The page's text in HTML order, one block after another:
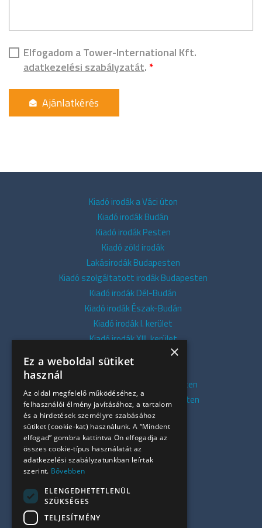
Elfogadom a Tower-International Kft.
adatkezelési szabályzatát. *
Kiadó irodák a Váci úton
Kiadó irodák Budán
Kiadó irodák Pesten
Kiadó zöld irodák
Lakásirodák Budapesten
Kiadó szolgáltatott irodák Budapesten
Kiadó irodák Dél-Budán
Kiadó irodák Észak-Budán
Kiadó irodák I. kerület
Kiadó irodák XIII. kerület
Kiadó irodák V. kerület
Kiadó irodák XI. kerület
Kiadó belvárosi irodák Budapesten
Kiadó presztízs irodák Budapesten
Kiadó azonnali irodák
Összes iroda
Szolgáltatásaink
Referenciák
Irodapiaci hírek
+36 30 949 9709
×
Ez a weboldal sütiket
használ
Az oldal megfelelő működéséhez, a
felhasználói élmény javításához, a tartalom
és a hirdetések személyre szabásához
sütiket (cookie-kat) használunk. A “Mindent
elfogad” gombra kattintva Ön elfogadja az
összes cookie-típus használatát az
adatkezelési szabályzatunkban leírtak
szerint. Bővebben
ELENGEDHETETLENÜL
SZÜKSÉGES
TELJESÍTMÉNY